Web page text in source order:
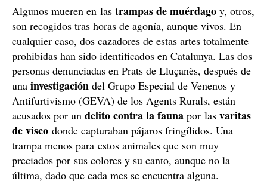
Algunos mueren en las trampas de muérdago y, otros,
son recogidos tras horas de agonía, aunque vivos. En
cualquier caso, dos cazadores de estas artes totalmente
prohibidas han sido identificados en Catalunya. Las dos
personas denunciadas en Prats de Lluçanès, después de
una investigación del Grupo Especial de Venenos y
Antifurtivismo (GEVA) de los Agents Rurals, están
acusados por un delito contra la fauna por las varitas
de visco donde capturaban pájaros fringílidos. Una
trampa menos para estos animales que son muy
preciados por sus colores y su canto, aunque no la
última, dado que cada mes se encuentra alguna.